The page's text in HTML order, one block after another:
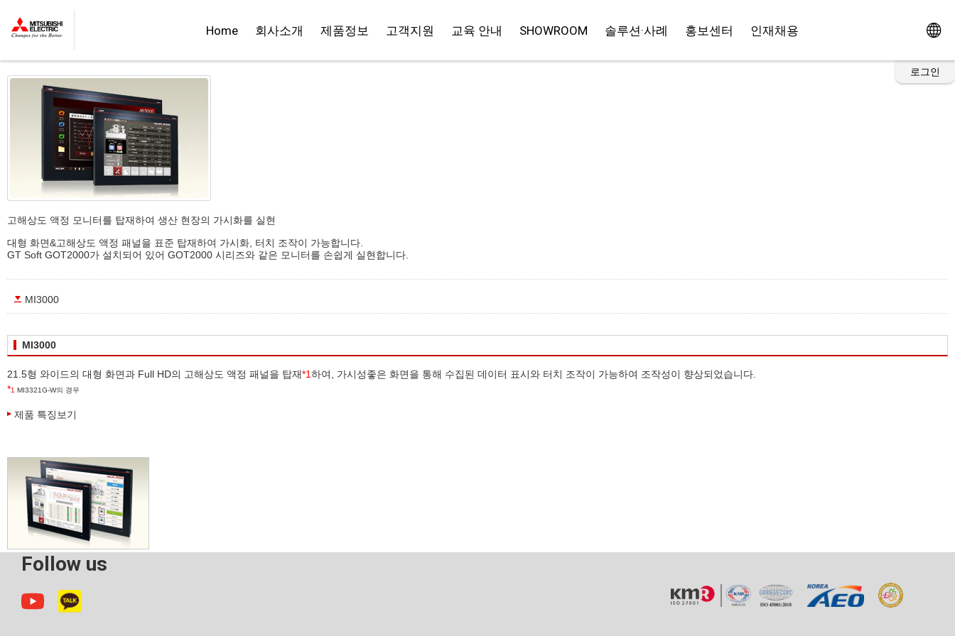
Home 회사소개 제품정보 고객지원 교육 안내 SHOWROOM 솔루션·사례 홍보센터 인재채용
로그인
::제품정보::
MELIPC MI3000
고해상도 액정 모니터를 탑재하여 생산 현장의 가시화를 실현
대형 화면&고해상도 액정 패널을 표준 탑재하여 가시화, 터치 조작이 가능합니다.
GT Soft GOT2000가 설치되어 있어 GOT2000 시리즈와 같은 모니터를 손쉽게 실현합니다.
MI3000
MI3000
21.5형 와이드의 대형 화면과 Full HD의 고해상도 액정 패널을 탑재*1하여, 가시성좋은 화면을 통해 수집된 데이터 표시와 터치 조작이 가능하여 조작성이 향상되었습니다.
*1 MI3321G-W의 경우
제품 특징보기
Follow us